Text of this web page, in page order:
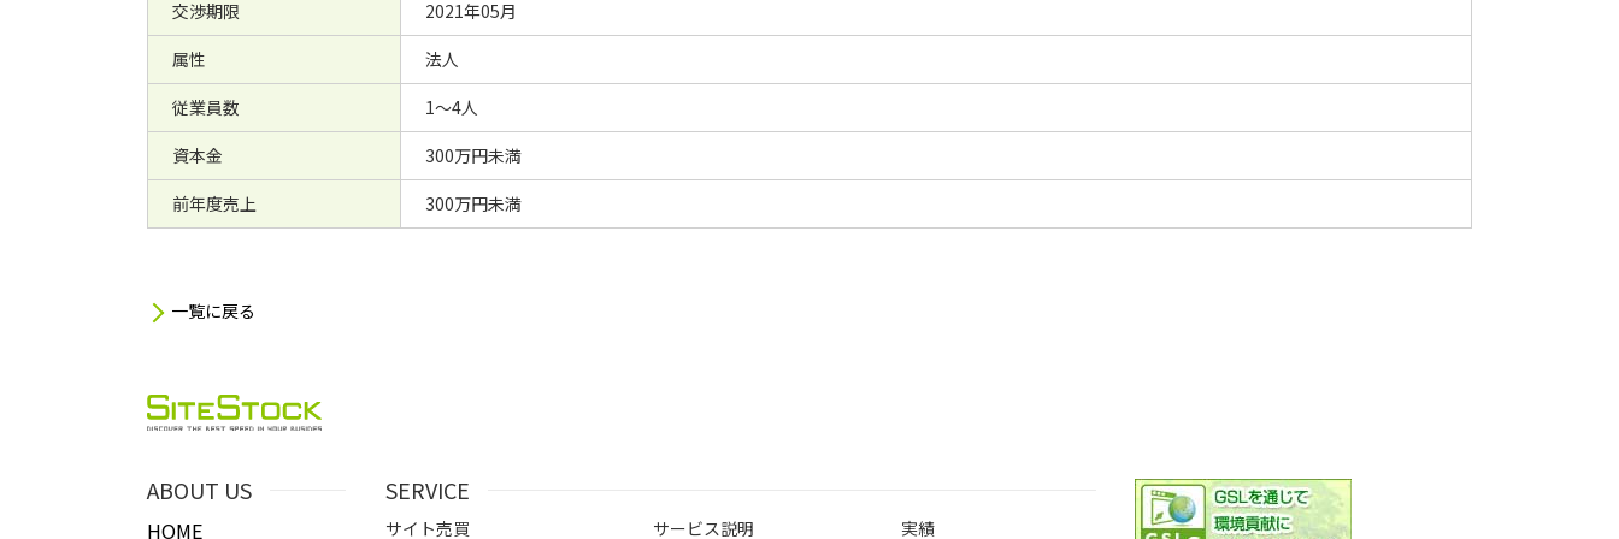
交渉期限
2021年05月
属性
法人
従業員数
1～4人
資本金
300万円未満
前年度売上
300万円未満
一覧に戻る
ABOUT US
HOME
SERVICE
サイト売買 サービス説明 実績